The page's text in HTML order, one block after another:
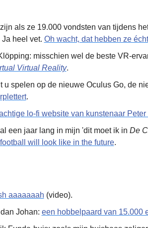
als ze 19.000 vondsten van tijdens
heel vet. Oh wacht, dat hebben ze
misschien wel de beste VR-
Virtual Reality.
u spelen op de nieuwe Oculus Go, de
.
lo-fi website van kunstenaar Peter
een jaar lang in mijn 'dit moet ik in De
will look like in the future.
aaaaaaah (video).
Johan: een hobbelpaard van 15.000